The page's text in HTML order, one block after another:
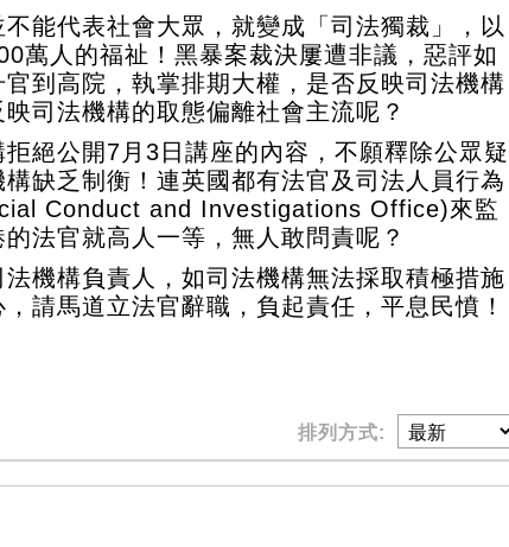
能代表社會大眾，就變成「司法獨裁」，以
萬人的福祉！黑暴案裁決屢遭非議，惡評如
到高院，執掌排期大權，是否反映司法機構
司法機構的取態偏離社會主流呢？
絕公開7月3日講座的內容，不願釋除公眾疑
缺乏制衡！連英國都有法官及司法人員行為
Conduct and Investigations Office)來監
法官就高人一等，無人敢問責呢？
機構負責人，如司法機構無法採取積極措施
請馬道立法官辭職，負起責任，平息民憤！
排列方式: